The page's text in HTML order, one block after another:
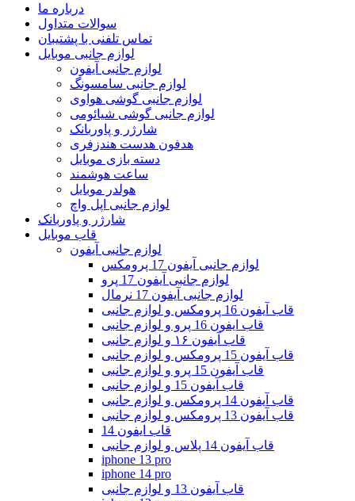
درباره ما
سوالات متداول
تماس تلفنی با پشتیبان
لوازم جانبی موبایل
لوازم جانبی آیفون
لوازم جانبی سامسونگ
لوازم جانبی گوشی هواوی
لوازم جانبی گوشی شیائومی
شارژر و پاوربانک
هدفون هدست هندزفری
دسته بازی موبایل
ساعت هوشمند
هولدر موبایل
لوازم جانبی اپل واچ
شارژر و پاوربانک
قاب موبایل
لوازم جانبی آیفون
لوازم جانبی آیفون 17 پرومکس
لوازم جانبی آیفون 17 پرو
لوازم جانبی آیفون 17 نرمال
قاب آیفون 16 پرومکس و لوازم جانبی
قاب ایفون 16 پرو و لوازم جانبی
قاب آیفون ۱۶ و لوازم جانبی
قاب آیفون 15 پرومکس و لوازم جانبی
قاب آیفون 15 پرو و لوازم جانبی
قاب آیفون 15 و لوازم جانبی
قاب آیفون 14 پرومکس و لوازم جانبی
قاب آیفون 13 پرومکس و لوازم جانبی
قاب ایفون 14
قاب آیفون 14 پلاس و لوازم جانبی
iphone 13 pro
iphone 14 pro
قاب آیفون 13 و لوازم جانبی